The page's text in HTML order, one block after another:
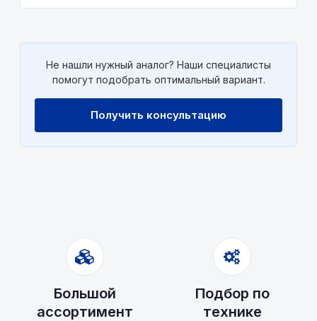
Не нашли нужный аналог? Наши специалисты
помогут подобрать оптимальный вариант.
Получить консультацию
Большой
ассортимент
Подбор по
технике